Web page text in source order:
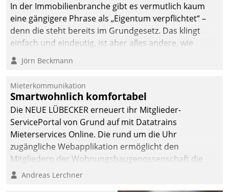
In der Immobilienbranche gibt es vermutlich kaum
eine gängigere Phrase als „Eigentum verpflichtet“ –
denn die steht bereits im Grundgesetz. Das klingt
einfach und eindeutig, ist aber alles andere, wie
Branchenbeschäftigte wissen. Denn mit der
Verantwortung folgen Verpflichtungen.
Jörn Beckmann
Mieterkommunikation
Smartwohnlich komfortabel
Die NEUE LÜBECKER erneuert ihr Mitglieder-
ServicePortal von Grund auf mit Datatrains
Mieterservices Online. Die rund um die Uhr
zugängliche Webapplikation ermöglicht den
Mitgliedern der Wohnungs­bau­genossenschaft die
Kontaktaufnahme per Smartphone, Tablet oder PC.
Andreas Lerchner